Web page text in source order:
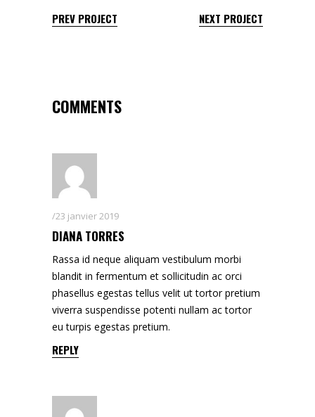
PREV PROJECT NEXT PROJECT
COMMENTS
23 janvier 2019
DIANA TORRES
Rassa id neque aliquam vestibulum morbi
blandit in fermentum et sollicitudin ac orci
phasellus egestas tellus velit ut tortor pretium
viverra suspendisse potenti nullam ac tortor
eu turpis egestas pretium.
REPLY